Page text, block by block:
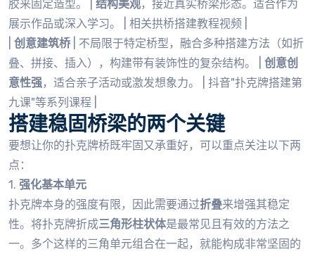
胶来固定造型。 | 结构美观，接近真实桥梁形态。适合作为
展示作品或深入学习。 | 相关拱桥搭建教程视频 |
创意建筑桥 | 不局限于特定桥型，融合多种搭建方法（如折
叠、拼接、插入），构建带有装饰性的复杂结构。 | 创意创
意性强，适合亲子活动或激发想象力。 | 抖音"扑克牌搭建第
九课"等系列课程 |
搭建稳固桥梁的两个关键
要想让你的扑克牌桥既牢固又承重好，可以重点关注以下两
点：
1. 强化基本单元
扑克牌本身的强度有限，因此需要通过折叠来增强其稳定
性。将扑克牌折成三角形柱状体是最常见且有效的方法之
一。多个这样的三角单元组合在一起，就能构成非常坚固的